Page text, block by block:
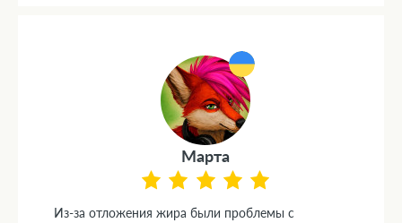
Марта
Из-за отложения жира были проблемы с